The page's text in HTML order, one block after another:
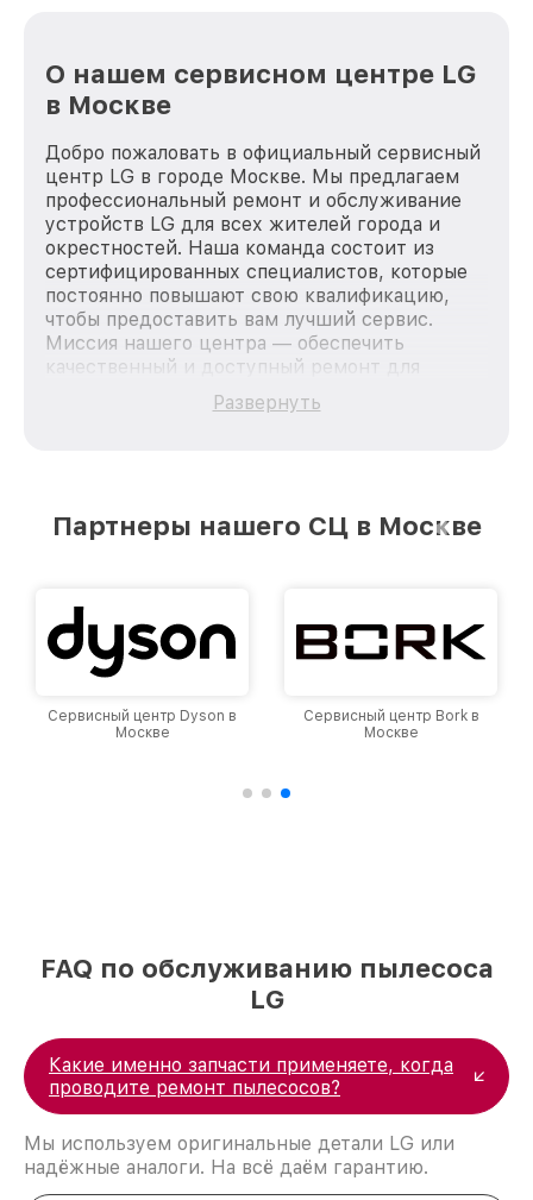
О нашем сервисном центре LG
в Москве
Добро пожаловать в официальный сервисный
центр LG в городе Москве. Мы предлагаем
профессиональный ремонт и обслуживание
устройств LG для всех жителей города и
окрестностей. Наша команда состоит из
сертифицированных специалистов, которые
постоянно повышают свою квалификацию,
чтобы предоставить вам лучший сервис.
Миссия нашего центра — обеспечить
качественный и доступный ремонт для
каждого пользователя продукции LG, вне
зависимости от сложности поломки. Мы
Москве, постоянно повышая уровень доверия
Развернуть
Партнеры нашего СЦ в Москве
Сервисный центр Dyson в
Москве
Сервисный центр Bork в
Москве
FAQ по обслуживанию пылесоса
LG
Какие именно запчасти применяете, когда
проводите ремонт пылесосов?
Мы используем оригинальные детали LG или
надёжные аналоги. На всё даём гарантию.